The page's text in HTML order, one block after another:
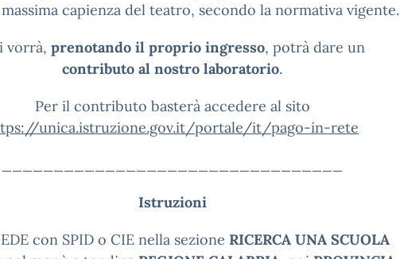
capienza del teatro, secondo la normativa vigente.
vorrà, prenotando il proprio ingresso, potrà dare un
contributo al nostro laboratorio.
Per il contributo basterà accedere al sito
unica.istruzione.gov.it/portale/it/pago-in-rete
Istruzioni
con SPID o CIE nella sezione RICERCA UNA SCUOLA